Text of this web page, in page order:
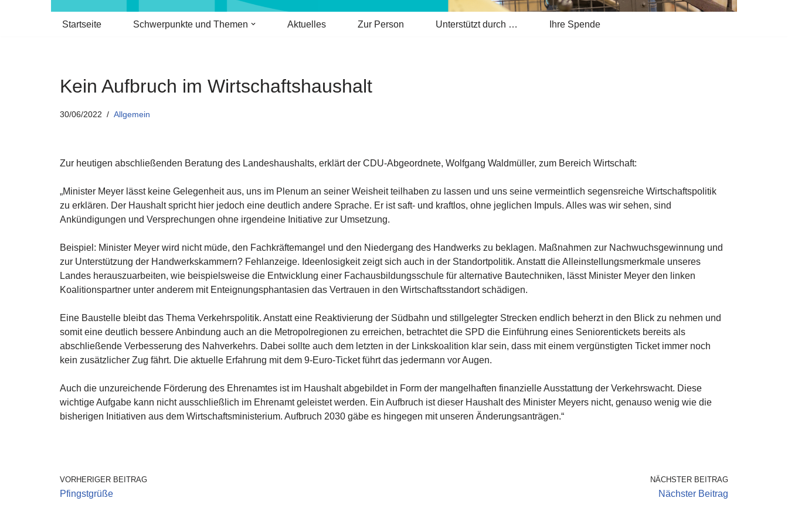
Startseite Schwerpunkte und Themen Aktuelles Zur Person Unterstützt durch … Ihre Spende
Kein Aufbruch im Wirtschaftshaushalt
30/06/2022 Allgemein
Zur heutigen abschließenden Beratung des Landeshaushalts, erklärt der CDU-Abgeordnete, Wolfgang Waldmüller, zum Bereich Wirtschaft:
„Minister Meyer lässt keine Gelegenheit aus, uns im Plenum an seiner Weisheit teilhaben zu lassen und uns seine vermeintlich segensreiche Wirtschaftspolitik
zu erklären. Der Haushalt spricht hier jedoch eine deutlich andere Sprache. Er ist saft- und kraftlos, ohne jeglichen Impuls. Alles was wir sehen, sind
Ankündigungen und Versprechungen ohne irgendeine Initiative zur Umsetzung.
Beispiel: Minister Meyer wird nicht müde, den Fachkräftemangel und den Niedergang des Handwerks zu beklagen. Maßnahmen zur Nachwuchsgewinnung und
zur Unterstützung der Handwerkskammern? Fehlanzeige. Ideenlosigkeit zeigt sich auch in der Standortpolitik. Anstatt die Alleinstellungsmerkmale unseres
Landes herauszuarbeiten, wie beispielsweise die Entwicklung einer Fachausbildungsschule für alternative Bautechniken, lässt Minister Meyer den linken
Koalitionspartner unter anderem mit Enteignungsphantasien das Vertrauen in den Wirtschaftsstandort schädigen.
Eine Baustelle bleibt das Thema Verkehrspolitik. Anstatt eine Reaktivierung der Südbahn und stillgelegter Strecken endlich beherzt in den Blick zu nehmen und
somit eine deutlich bessere Anbindung auch an die Metropolregionen zu erreichen, betrachtet die SPD die Einführung eines Seniorentickets bereits als
abschließende Verbesserung des Nahverkehrs. Dabei sollte auch dem letzten in der Linkskoalition klar sein, dass mit einem vergünstigten Ticket immer noch
kein zusätzlicher Zug fährt. Die aktuelle Erfahrung mit dem 9-Euro-Ticket führt das jedermann vor Augen.
Auch die unzureichende Förderung des Ehrenamtes ist im Haushalt abgebildet in Form der mangelhaften finanzielle Ausstattung der Verkehrswacht. Diese
wichtige Aufgabe kann nicht ausschließlich im Ehrenamt geleistet werden. Ein Aufbruch ist dieser Haushalt des Minister Meyers nicht, genauso wenig wie die
bisherigen Initiativen aus dem Wirtschaftsministerium. Aufbruch 2030 gäbe es hingegen mit unseren Änderungsanträgen.“
VORHERIGER BEITRAG
Pfingstgrüße
NÄCHSTER BEITRAG
Nächster Beitrag